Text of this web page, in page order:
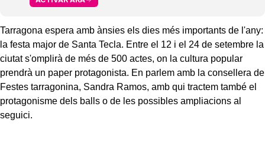
Tarragona espera amb ànsies els dies més importants de l'any:
la festa major de Santa Tecla. Entre el 12 i el 24 de setembre la
ciutat s'omplirà de més de 500 actes, on la cultura popular
prendrà un paper protagonista. En parlem amb la consellera de
Festes tarragonina, Sandra Ramos, amb qui tractem també el
protagonisme dels balls o de les possibles ampliacions al
seguici.